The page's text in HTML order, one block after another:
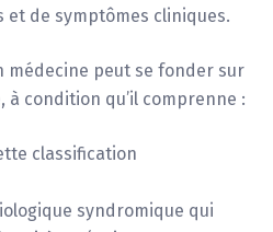
et de symptômes cliniques.
médecine peut se fonder sur
à condition qu’il comprenne :
classification
syndromique qui